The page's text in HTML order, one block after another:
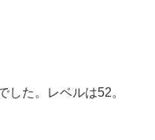
した。レベルは52。